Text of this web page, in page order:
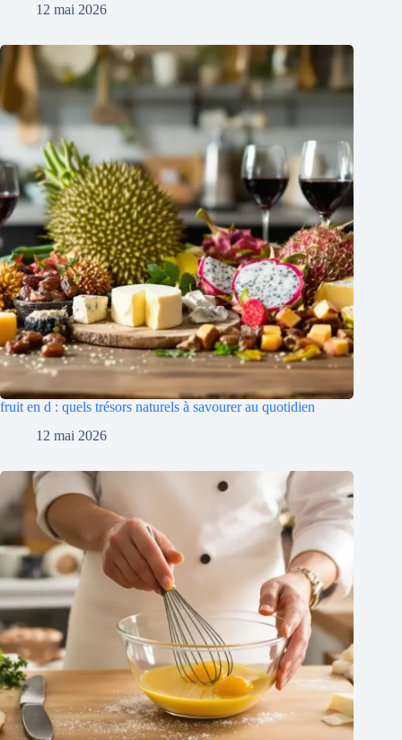
12 mai 2026
fruit en d : quels trésors naturels à savourer au quotidien
12 mai 2026